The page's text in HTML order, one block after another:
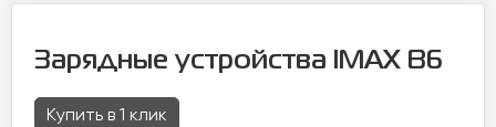
Зарядные устройства IMAX B6
Купить в 1 клик